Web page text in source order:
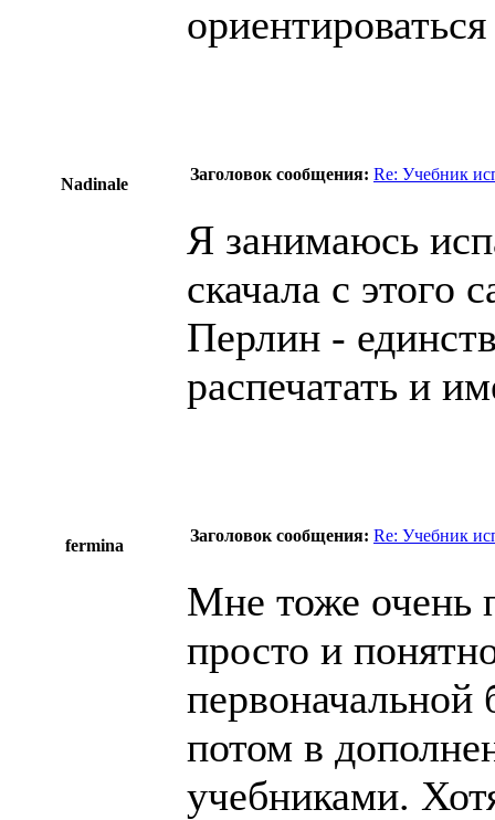
Nadinale
Заголовок сообщения: Re: Учебник
Я занимаюсь
скачала с этого
Перлин -
распечатать и
fermina
Заголовок сообщения: Re: Учебник
Мне тоже очень
просто и
первоначальной
потом в
учебниками.